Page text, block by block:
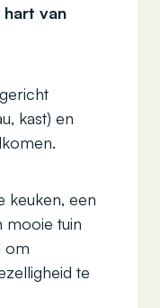
van
kast) en
keuken, een
mooie tuin
om
te